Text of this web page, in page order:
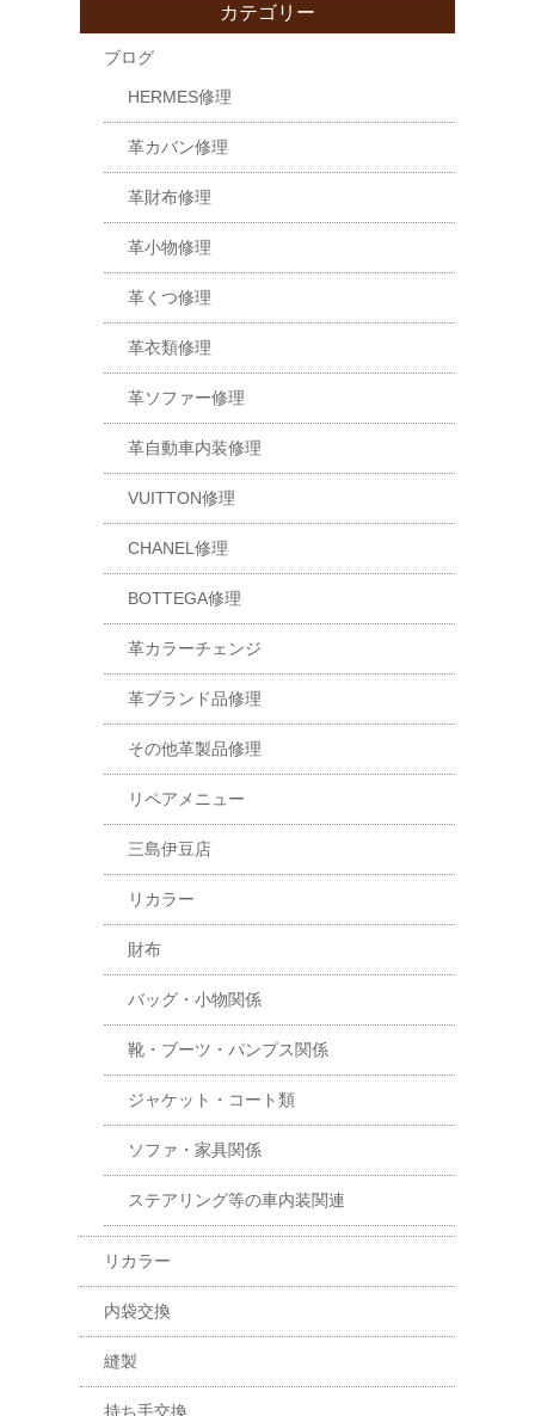
カテゴリー
ブログ
HERMES修理
革カバン修理
革財布修理
革小物修理
革くつ修理
革衣類修理
革ソファー修理
革自動車内装修理
VUITTON修理
CHANEL修理
BOTTEGA修理
革カラーチェンジ
革ブランド品修理
その他革製品修理
リペアメニュー
三島伊豆店
リカラー
財布
バッグ・小物関係
靴・ブーツ・パンプス関係
ジャケット・コート類
ソファ・家具関係
ステアリング等の車内装関連
リカラー
内袋交換
縫製
持ち手交換